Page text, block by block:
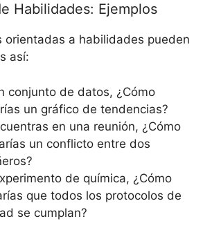
Habilidades: Ejemplos
orientadas a habilidades pueden
así:
conjunto de datos, ¿Cómo
un gráfico de tendencias?
en una reunión, ¿Cómo
un conflicto entre dos
de química, ¿Cómo
que todos los protocolos de
se cumplan?